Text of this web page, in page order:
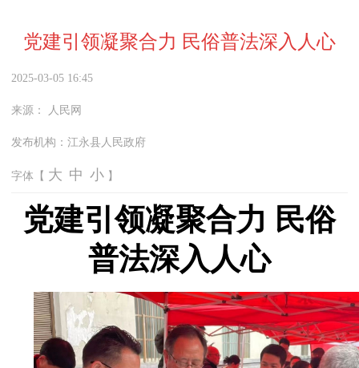
党建引领凝聚合力 民俗普法深入人心
2025-03-05 16:45
来源： 人民网
发布机构： 江永县人民政府
字体【 大 中 小 】
党建引领凝聚合力 民俗
普法深入人心